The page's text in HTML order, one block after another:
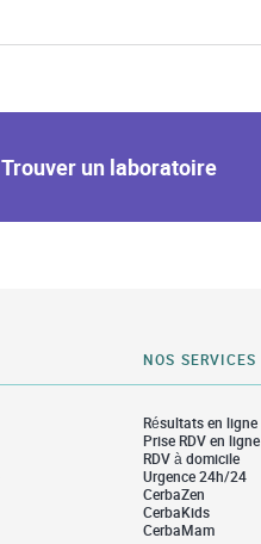
Trouver un laboratoire
NOS SERVICES
Résultats en ligne
Prise RDV en ligne
RDV à domicile
Urgence 24h/24
CerbaZen
CerbaKids
CerbaMam